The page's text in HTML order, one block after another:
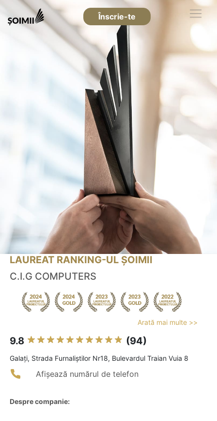
Înscrie-te
LAUREAT RANKING-UL ȘOIMII
C.I.G COMPUTERS
Arată mai multe >>
9.8 (94)
Galaţi, Strada Furnaliștilor Nr18, Bulevardul Traian Vuia 8
Afișează numărul de telefon
Despre companie: